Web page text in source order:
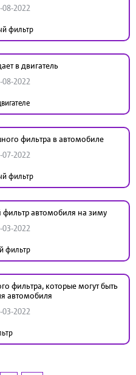
08-2022
фильтр
в двигатель
08-2022
фильтра в автомобиле
07-2022
фильтр
автомобиля на зиму
03-2022
фильтр
фильтра, которые могут быть
автомобиля
2022